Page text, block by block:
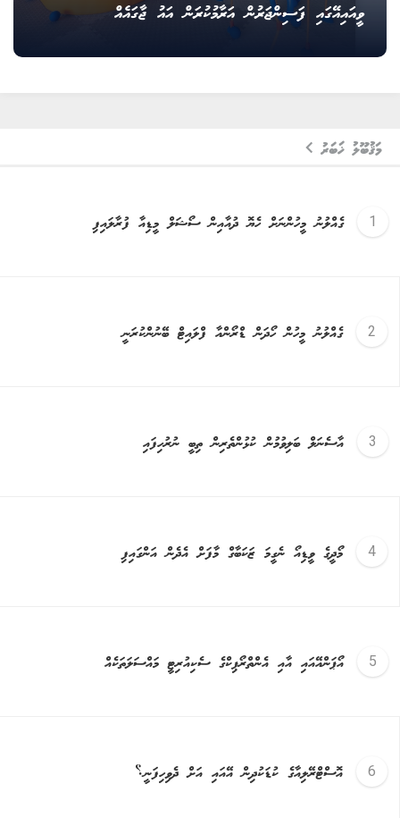
ވީއައިއޭގައި ފަސިންޖަރުން އަރާމުކުރަން އައު ޖާގައެއް
މަޤުބޫލު ޚަބަރު
ގެއްލުނު މީހުންނަށް ހެޔޮ ދުއާއިން ސޯޝަލް މީޑިއާ ފުރާލައިފި
ގެއްލުނު މީހުން ހޯދަން ޑްރޯންއާ ފްލައިޓް ބޭނުންކުރަނީ
އާސެނަލް ބަލިވުމުން ކުޅުންތެރިން ތިބީ ނުރުހިފައި
މޯދީގެ ވީޑިއޯ ނެގީމަ ޒަކަބާގް މާފަށް އެދެން އަންގައިފި
އޯޕަންއޭއައި އާއި އެންތްރޯޕިކްގެ ސެކިއުރިޓީ މައްސަލަތަކެއް
އޮސްޓްރޭލިއާގެ ކުޑަކުދިން އޭއައި އަށް ދެވިހިފަނީ؟